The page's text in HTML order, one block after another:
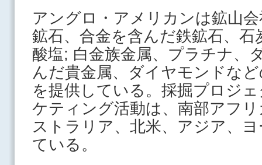
アングロ・アメリカンは鉱山
鉱石、合金を含んだ鉄鉱石、
酸塩; 白金族金属、プラチナ、
んだ貴金属、ダイヤモンドな
を提供している。採掘プロジ
ケティング活動は、南部アフ
ストラリア、北米、アジア、
ている。